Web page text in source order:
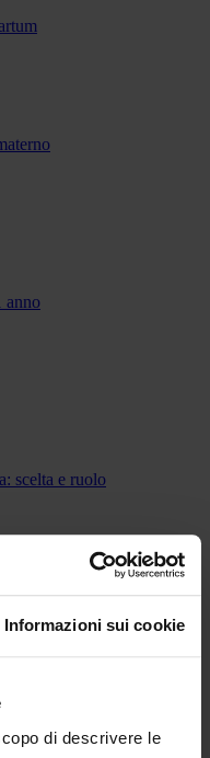
Informazioni sui cookie
di descrivere le
anno
scelta e ruolo
in gravidanza